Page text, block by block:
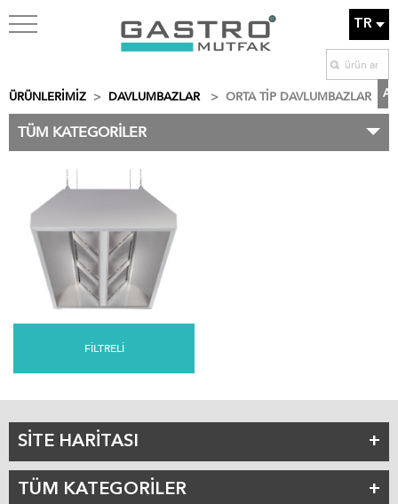
TR
ÜRÜNLERİMİZ > DAVLUMBAZLAR > ORTA TİP DAVLUMBAZLAR
TÜM KATEGORİLER
FİLTRELİ
SİTE HARİTASI
TÜM KATEGORİLER